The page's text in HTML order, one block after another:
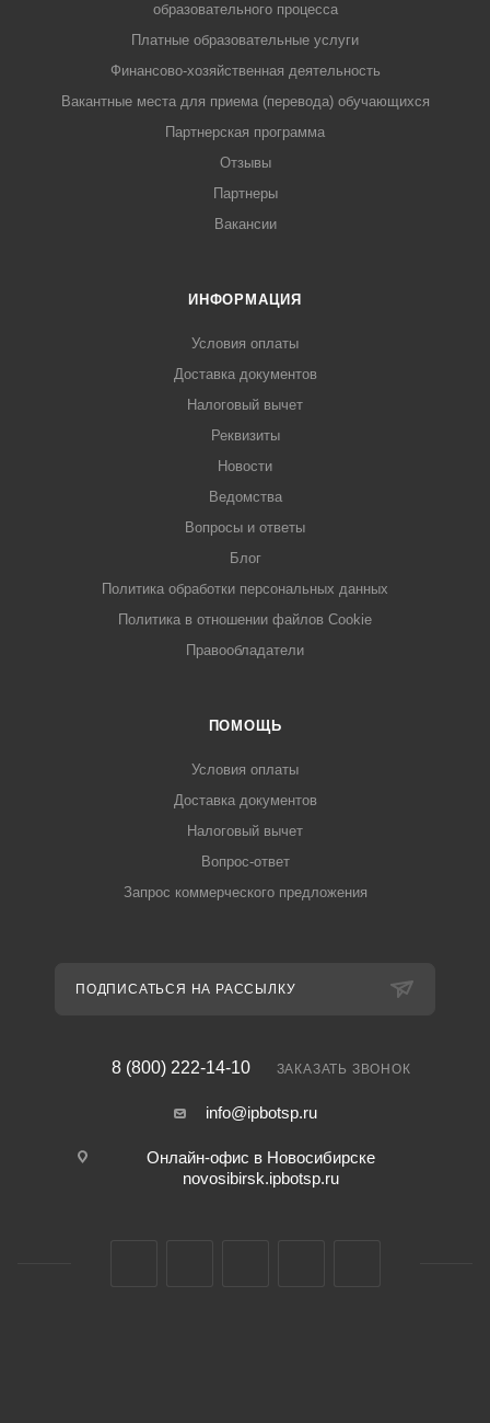
образовательного процесса
Платные образовательные услуги
Финансово-хозяйственная деятельность
Вакантные места для приема (перевода) обучающихся
Партнерская программа
Отзывы
Партнеры
Вакансии
ИНФОРМАЦИЯ
Условия оплаты
Доставка документов
Налоговый вычет
Реквизиты
Новости
Ведомства
Вопросы и ответы
Блог
Политика обработки персональных данных
Политика в отношении файлов Cookie
Правообладатели
ПОМОЩЬ
Условия оплаты
Доставка документов
Налоговый вычет
Вопрос-ответ
Запрос коммерческого предложения
ПОДПИСАТЬСЯ НА РАССЫЛКУ
8 (800) 222-14-10 ЗАКАЗАТЬ ЗВОНОК
info@ipbotsp.ru
Онлайн-офис в Новосибирске
novosibirsk.ipbotsp.ru